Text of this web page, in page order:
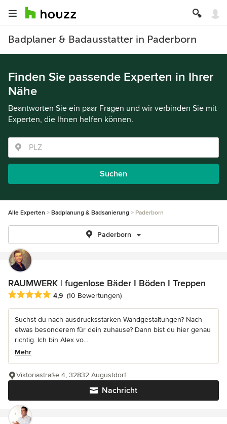
Badplaner & Badausstatter in Paderborn
Finden Sie passende Experten in Ihrer
Nähe
Beantworten Sie ein paar Fragen und wir verbinden Sie mit
Experten, die Ihnen helfen können.
Suchen
Alle Experten Badplanung & Badsanierung Paderborn
Paderborn
RAUMWERK | fugenlose Bäder I Böden I Treppen
Durchschnittliche Bewertung: 4.9 von 5 Sternen
4,9 (10 Bewertungen)
Suchst du nach ausdrucksstarken Wandgestaltungen? Nach
etwas besonderem für dein zuhause? Dann bist du hier genau
richtig. Ich bin Alex vo...
Mehr
Nachricht
Viktoriastraße 4, 32832 Augustdorf